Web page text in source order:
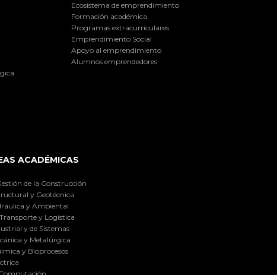
Ecosistema de emprendimiento
Formación académica
Programas extracurriculares
Emprendimiento Social
Apoyo al emprendimiento
Alumnos emprendedores
ACADÉMICAS
de la Construcción
y Geotécnica
y Ambiental
y Logística
y de Sistemas
y Metalúrgica
y Bioprocesos